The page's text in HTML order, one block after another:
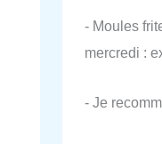
- Moules
mercredi :
- Je